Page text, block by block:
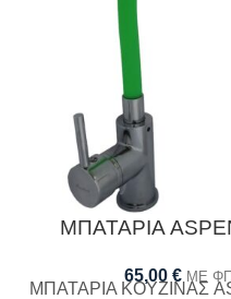
ΜΠΑΤΑΡΙΑ
65,00 € ΜΕ
ΜΠΑΤΑΡΙΑ KOYZINAΣ